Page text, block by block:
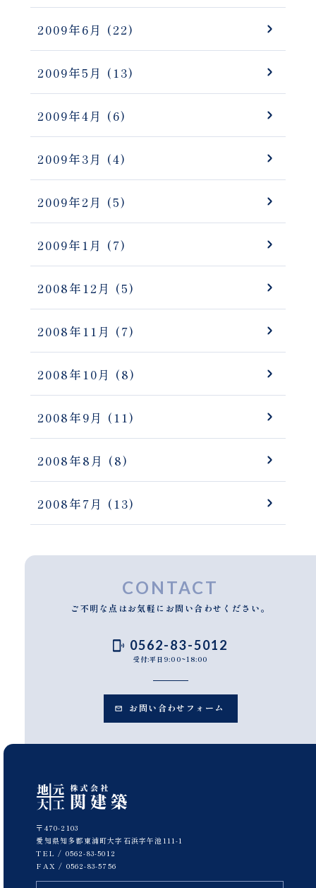
2009年6月 (22)
2009年5月 (13)
2009年4月 (6)
2009年3月 (4)
2009年2月 (5)
2009年1月 (7)
2008年12月 (5)
2008年11月 (7)
2008年10月 (8)
2008年9月 (11)
2008年8月 (8)
2008年7月 (13)
CONTACT
ご不明な点はお気軽にお問い合わせください。
0562-83-5012
受付:平日9:00~18:00
お問い合わせフォーム
〒470-2103
愛知県知多郡東浦町大字石浜字午池111-1
TEL / 0562-83-5012
FAX / 0562-83-5756